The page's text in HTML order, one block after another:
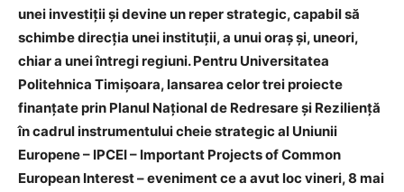
unei investiții și devine un reper strategic, capabil să
schimbe direcția unei instituții, a unui oraș și, uneori,
chiar a unei întregi regiuni. Pentru Universitatea
Politehnica Timișoara, lansarea celor trei proiecte
finanțate prin Planul Național de Redresare și Reziliență
în cadrul instrumentului cheie strategic al Uniunii
Europene – IPCEI – Important Projects of Common
European Interest – eveniment ce a avut loc vineri, 8 mai